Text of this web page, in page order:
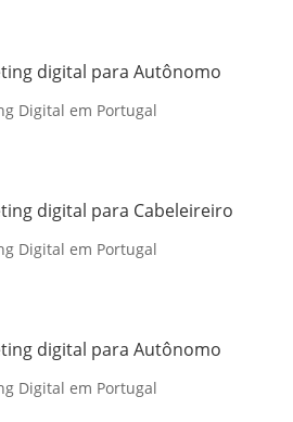
digital para Autônomo
Digital em Portugal
digital para Cabeleireiro
Digital em Portugal
digital para Autônomo
Digital em Portugal